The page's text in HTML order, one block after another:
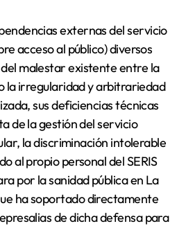
externas del servicio
acceso al público) diversos
malestar existente entre la
la irregularidad y arbitrariedad
sus deficiencias técnicas
de la gestión del servicio
la discriminación intolerable
al propio personal del SERIS
por la sanidad pública en La
ha soportado directamente
de dicha defensa para